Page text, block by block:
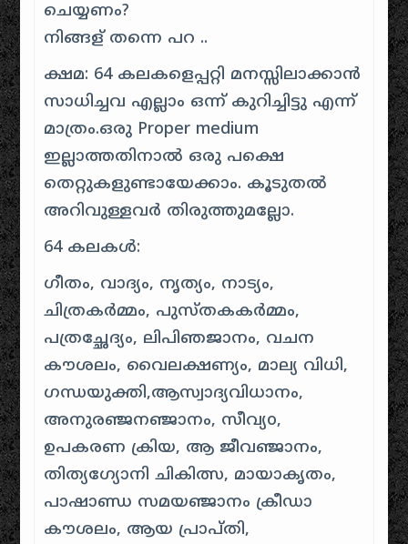
ചെയ്യണം?
നിങ്ങള് തന്നെ പറ ..
ക്ഷമ: 64 കലകളെപ്പറ്റി മനസ്സിലാക്കാൻ
സാധിച്ചവ എല്ലാം ഒന്ന് കുറിച്ചിട്ടു എന്ന്
മാത്രം.ഒരു Proper medium
ഇല്ലാത്തതിനാൽ ഒരു പക്ഷെ
തെറ്റുകളുണ്ടായേക്കാം. കൂടുതൽ
അറിവുള്ളവർ തിരുത്തുമല്ലോ.
64 കലകൾ:
ഗീതം, വാദ്യം, നൃത്യം, നാട്യം,
ചിത്രകർമ്മം, പുസ്തകകർമ്മം,
പത്രച്ഛേദ്യം, ലിപിഞജാനം, വചന
കൗശലം, വൈലക്ഷണ്യം, മാല്യ വിധി,
ഗന്ധയുക്തി,ആസ്വാദ്യവിധാനം,
അനുരഞ്ജനഞ്ജാനം, സീവ്യo,
ഉപകരണ ക്രിയ, ആ ജീവഞ്ജാനം,
തിത്യഗ്യോനി ചികിത്സ, മായാകൃതം,
പാഷാണ്ഡ സമയഞ്ജാനം ക്രീഡാ
കൗശലം, ആയ പ്രാപ്തി,